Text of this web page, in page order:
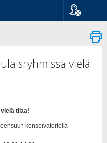
Suomi
Svenska
vielä